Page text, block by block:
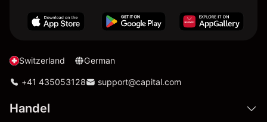
Switzerland German
+41 435053128 support@capital.com
Handel